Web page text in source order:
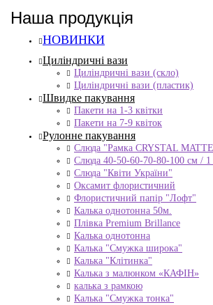
Наша продукція
НОВИНКИ
Циліндричні вази
Циліндричні вази (скло)
Циліндричні вази (пластик)
Швидке пакування
Пакети на 1-3 квітки
Пакети на 7-9 квіток
Рулонне пакування
Слюда "Рамка CRYSTAL
Слюда 40-50-60-70-80-100 см / 1
Слюда "Квіти України"
Оксамит флористичний
Флористичний папір "Лофт"
Калька однотонна 50м.
Плівка Premium Brillance
Калька однотонна
Калька "Смужка широка"
Калька "Клітинка"
Калька з малюнком «КАФІН»
калька з рамкою
Калька "Смужка тонка"